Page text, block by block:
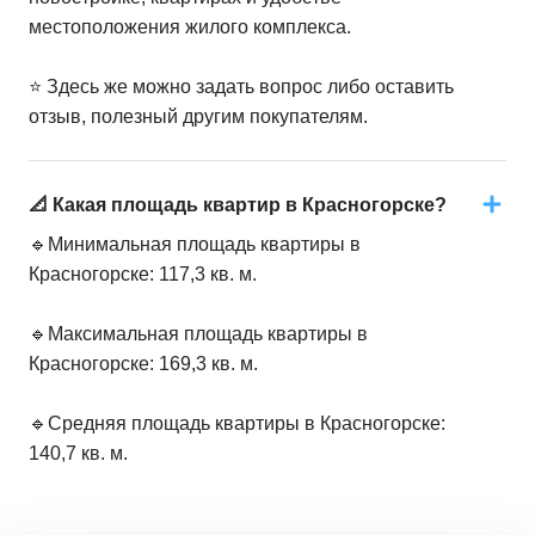
местоположения жилого комплекса.
⭐️ Здесь же можно задать вопрос либо оставить
отзыв, полезный другим покупателям.
📐 Какая площадь квартир в Красногорске?
🔹Минимальная площадь квартиры в
Красногорске: 117,3 кв. м.
🔹Максимальная площадь квартиры в
Красногорске: 169,3 кв. м.
🔹Средняя площадь квартиры в Красногорске:
140,7 кв. м.